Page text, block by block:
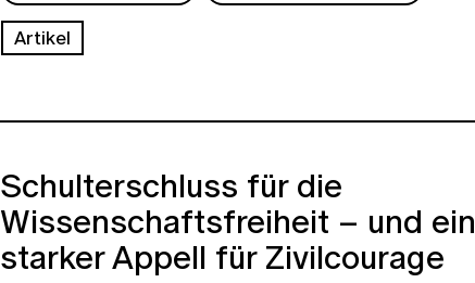
Artikel
Schulterschluss für die
Wissenschaftsfreiheit – und ein
starker Appell für Zivilcourage